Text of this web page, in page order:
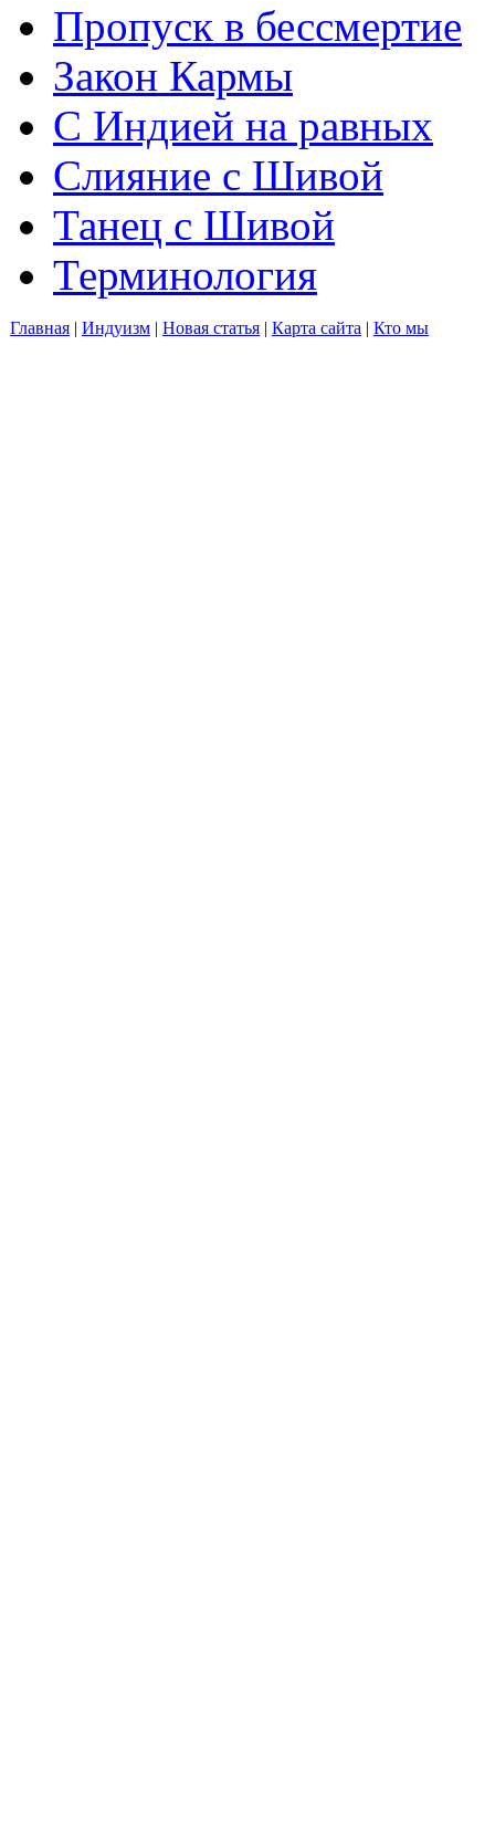
Пропуск в бессмертие
Закон Кармы
С Индией на равных
Слияние с Шивой
Танец с Шивой
Терминология
Главная | Индуизм | Новая статья | Карта сайта | Кто мы